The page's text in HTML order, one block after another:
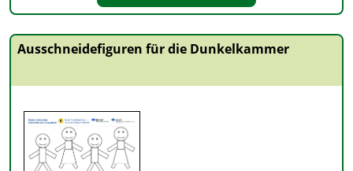
Ausschneidefiguren für die Dunkelkammer